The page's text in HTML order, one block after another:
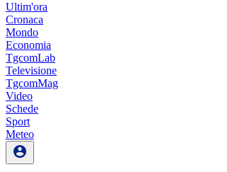
Ultim'ora
Cronaca
Mondo
Economia
TgcomLab
Televisione
TgcomMag
Video
Schede
Sport
Meteo